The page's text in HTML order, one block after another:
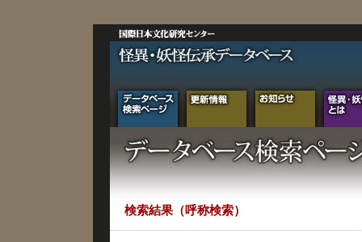
検索結果（呼称検索）